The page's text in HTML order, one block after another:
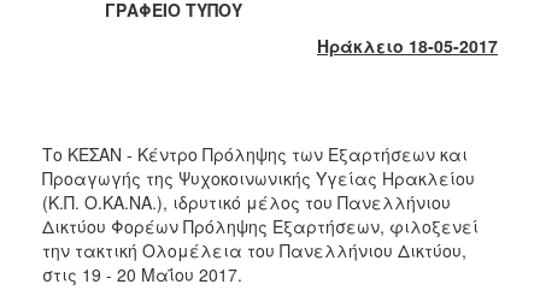
Δημιουργικής
Απασχόλησης
Παιδιών
(Κ.Δ.Α.Π.)
Κέντρα
ΓΡΑΦΕΙΟ ΤΥΠΟΥ
Ηράκλειο 18-05-2017
Το ΚΕΣΑΝ - Κέντρο Πρόληψης των Εξαρτήσεων και
Προαγωγής της Ψυχοκοινωνικής Υγείας Ηρακλείου
(Κ.Π. Ο.ΚΑ.ΝΑ.), ιδρυτικό μέλος του Πανελλήνιου
Δικτύου Φορέων Πρόληψης Εξαρτήσεων, φιλοξενεί
την τακτική Ολομέλεια του Πανελλήνιου Δικτύου,
στις 19 - 20 Μαΐου 2017.